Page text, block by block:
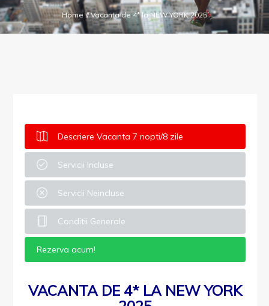
Home //Vacanta de 4* la NEW YORK 2025
Descriere Vacanta 7 nopti/8 zile
Servicii Incluse
Servicii Neincluse
Conditii Generale
Rezerva acum!
VACANTA DE 4* LA NEW YORK